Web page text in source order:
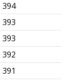
394
393
393
392
391